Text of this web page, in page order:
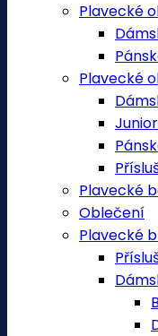
Plavecké
Plavecké
Plavecké
Oblečení
Plavecké